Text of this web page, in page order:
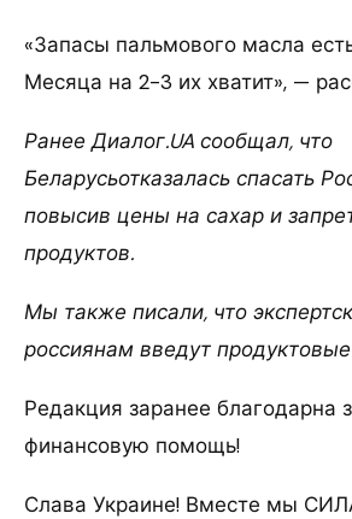
«Запасы пальмового масла
Месяца на 2-3 их хватит», —
Ранее Диалог.UA сообщал, что
Беларусьотказалась спасать
повысив цены на сахар и
продуктов.
Мы также писали, что
россиянам введут
Редакция заранее благодарна
финансовую помощь!
Слава Украине! Вместе мы